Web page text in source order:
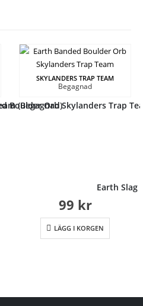
(Begagnad)
SKYLANDERS TRAP TEAM
Begagnad
Boulder Orb Skylanders Trap
99 kr
LÄGG I KORGEN
Earth Slag